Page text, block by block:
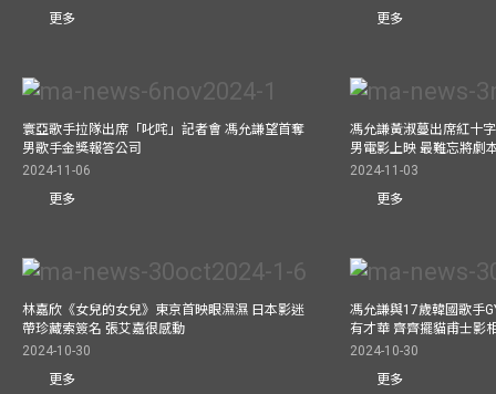
更多
更多
寰亞歌手拉隊出席「叱咤」記者會 馮允謙望首奪
男歌手金獎報答公司
2024-11-06
更多
馮允謙黃淑蔓出席紅十
男電影上映 最難忘將劇
2024-11-03
更多
林嘉欣《女兒的女兒》東京首映眼濕濕 日本影迷
帶珍藏索簽名 張艾嘉很感動
2024-10-30
更多
馮允謙與17歲韓國歌手
有才華 齊齊擺貓甫士影
2024-10-30
更多